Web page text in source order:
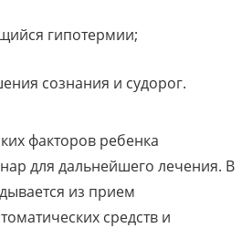
гипотермии;
сознания и судорог.
факторов ребенка
для дальнейшего лечения. В
из прием
средств и